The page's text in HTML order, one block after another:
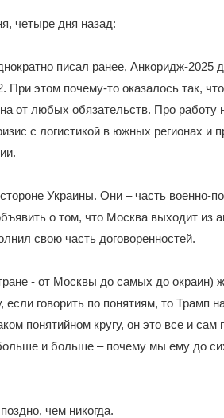
четыре дня назад:
писал ранее, Анкоридж-2025
этом почему-то оказалось так,
от любых обязательств. Про работу
с логистикой в южных регионах и
Украины. Они – часть военно-
о том, что Москва выходит из
свою часть договоренностей.
- от Москвы до самых до окраин)
говорить по понятиям, то Трамп
понятийном кругу, он это все и сам
и больше – почему мы ему до
чем никогда.